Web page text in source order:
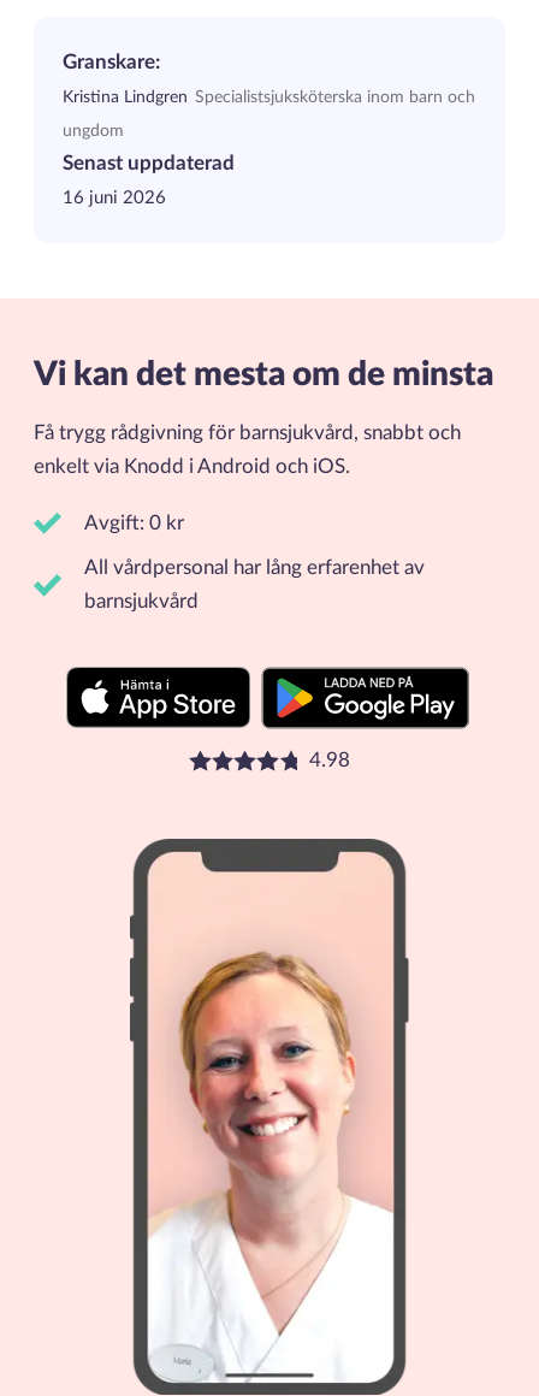
Granskare:
Kristina Lindgren Specialistsjuksköterska inom barn och
ungdom
Senast uppdaterad
16 juni 2026
Vi kan det mesta om de minsta
Få trygg rådgivning för barnsjukvård, snabbt och
enkelt via Knodd i Android och iOS.
Avgift: 0 kr
All vårdpersonal har lång erfarenhet av
barnsjukvård
Betyg: 4.98 stjärnor 4.98